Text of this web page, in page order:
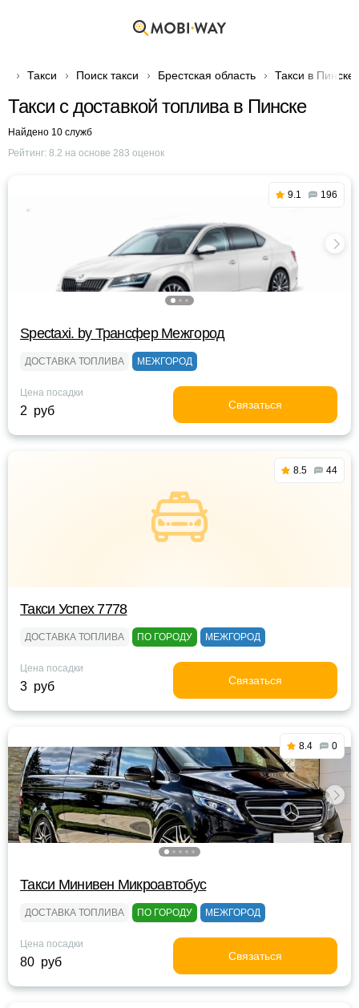
Такси Поиск такси Брестская область Такси в Пинске
Такси с доставкой топлива в Пинске
Найдено 10 служб
Рейтинг: 8.2 на основе 283 оценок
9.1 196
Spectaxi. by Трансфер Межгород
ДОСТАВКА ТОПЛИВА МЕЖГОРОД
Цена посадки
2 руб Связаться
8.5 44
Такси Успех 7778
ДОСТАВКА ТОПЛИВА ПО ГОРОДУ МЕЖГОРОД
Цена посадки
3 руб Связаться
8.4 0
Такси Минивен Микроавтобус
ДОСТАВКА ТОПЛИВА ПО ГОРОДУ МЕЖГОРОД
Цена посадки
80 руб Связаться